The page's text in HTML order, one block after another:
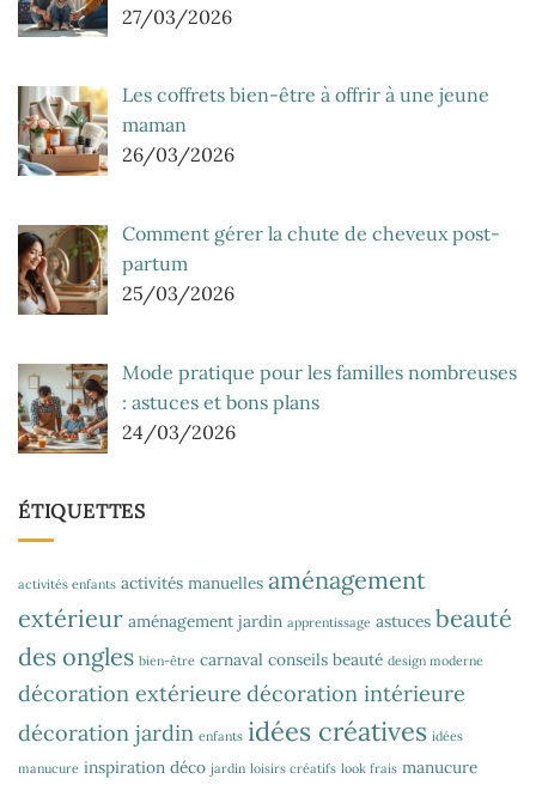
27/03/2026
Les coffrets bien-être à offrir à une jeune
maman
26/03/2026
Comment gérer la chute de cheveux post-
partum
25/03/2026
Mode pratique pour les familles nombreuses
: astuces et bons plans
24/03/2026
ÉTIQUETTES
activités enfants activités manuelles aménagement
extérieur aménagement jardin apprentissage astuces beauté
des ongles bien-être carnaval conseils beauté design moderne
décoration extérieure décoration intérieure
décoration jardin enfants idées créatives idées
manucure inspiration déco jardin loisirs créatifs look frais manucure